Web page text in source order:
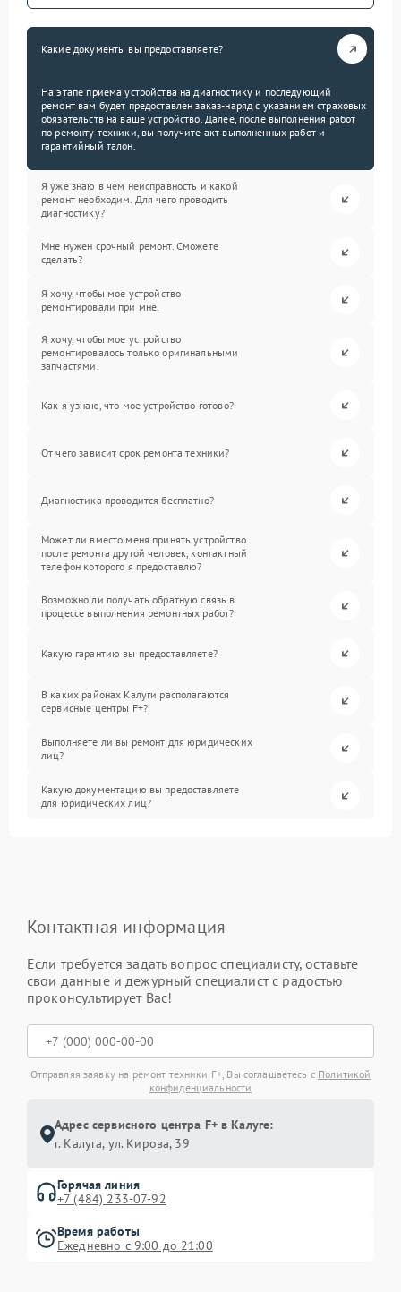
Какие документы вы предоставляете?
На этапе приема устройства на диагностику и последующий
ремонт вам будет предоставлен заказ-наряд с указанием страховых
обязательств на ваше устройство. Далее, после выполнения работ
по ремонту техники, вы получите акт выполненных работ и
гарантийный талон.
Я уже знаю в чем неисправность и какой
ремонт необходим. Для чего проводить
диагностику?
Мне нужен срочный ремонт. Сможете
сделать?
Я хочу, чтобы мое устройство
ремонтировали при мне.
Я хочу, чтобы мое устройство
ремонтировалось только оригинальными
запчастями.
Как я узнаю, что мое устройство готово?
От чего зависит срок ремонта техники?
Диагностика проводится бесплатно?
Может ли вместо меня принять устройство
после ремонта другой человек, контактный
телефон которого я предоставлю?
Возможно ли получать обратную связь в
процессе выполнения ремонтных работ?
Какую гарантию вы предоставляете?
В каких районах Калуги располагаются
сервисные центры F+?
Выполняете ли вы ремонт для юридических
лиц?
Какую документацию вы предоставляете
для юридических лиц?
Контактная информация
Если требуется задать вопрос специалисту, оставьте
свои данные и дежурный специалист с радостью
проконсультирует Вас!
Отправляя заявку на ремонт техники F+, Вы соглашаетесь с Политикой
конфиденциальности
Адрес сервисного центра F+ в Калуге:
г. Калуга, ул. Кирова, 39
Горячая линия
+7 (484) 233-07-92
Время работы
Ежедневно с 9:00 до 21:00